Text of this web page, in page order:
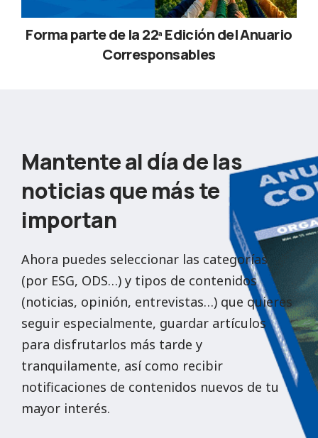
Forma parte de la 22ª Edición del Anuario
Corresponsables
Mantente al día de las
noticias que más te
importan
Ahora puedes seleccionar las categorías
(por ESG, ODS…) y tipos de contenidos
(noticias, opinión, entrevistas…) que quieres
seguir especialmente, guardar artículos
para disfrutarlos más tarde y
tranquilamente, así como recibir
notificaciones de contenidos nuevos de tu
mayor interés.